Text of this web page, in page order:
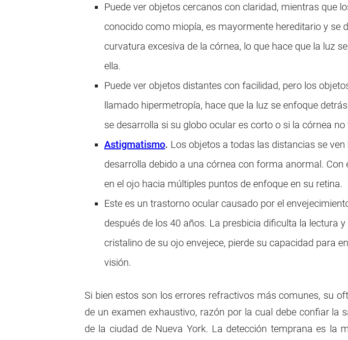
Puede ver objetos cercanos con claridad, mientras que
conocido como miopía, es mayormente hereditario y se
curvatura excesiva de la córnea, lo que hace que la luz
ella.
Puede ver objetos distantes con facilidad, pero los
llamado hipermetropía, hace que la luz se enfoque
se desarrolla si su globo ocular es corto o si la córnea
Astigmatismo. Los objetos a todas las distancias se
desarrolla debido a una córnea con forma anormal.
en el ojo hacia múltiples puntos de enfoque en su retina.
Este es un trastorno ocular causado por el
después de los 40 años. La presbicia dificulta la lectura
cristalino de su ojo envejece, pierde su capacidad para
visión.
Si bien estos son los errores refractivos más comunes, su
de un examen exhaustivo, razón por la cual debe confiar la
de la ciudad de Nueva York. La detección temprana es la